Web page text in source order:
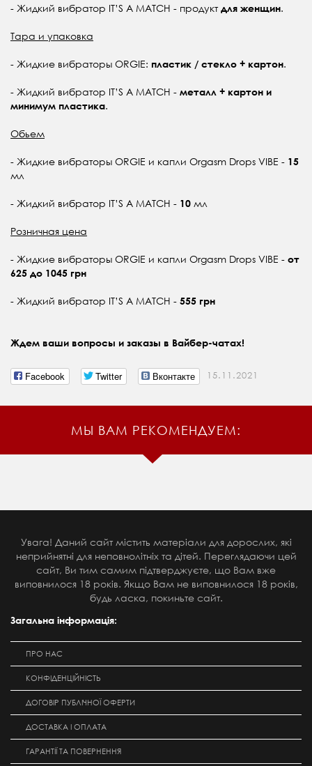
- Жидкий вибратор IT’S A MATCH - продуктдля женщин.
Тара и упаковка
- Жидкие вибраторы ORGIE: пластик / стекло + картон.
- Жидкий вибратор IT’S A MATCH - металл + картон и
минимум пластика.
Обьем
- Жидкие вибраторы ORGIE и капли Orgasm Drops VIBE - 15
мл
- Жидкий вибратор IT’S A MATCH - 10 мл
Розничная цена
- Жидкие вибраторы ORGIE и капли Orgasm Drops VIBE - от
625 до 1045 грн
- Жидкий вибратор IT’S A MATCH - 555 грн
Ждем ваши вопросы и заказы в Вайбер-чатах!
Facebook Twitter Вконтакте 15.11.2021
МЫ ВАМ РЕКОМЕНДУЕМ:
Увага! Даний сайт містить матеріали для дорослих, які
неприйнятні для неповнолітніх та дітей. Переглядаючи цей
сайт, Ви тим самим підтверджуєте, що Вам вже
виповнилося 18 років. Якщо Вам не виповнилося 18 років,
будь ласка, покиньте сайт.
Загальна інформація:
ПРО НАС
КОНФІДЕНЦІЙНІСТЬ
ДОГОВІР ПУБЛІЧНОЇ ОФЕРТИ
ДОСТАВКА І ОПЛАТА
ГАРАНТІЇ ТА ПОВЕРНЕННЯ